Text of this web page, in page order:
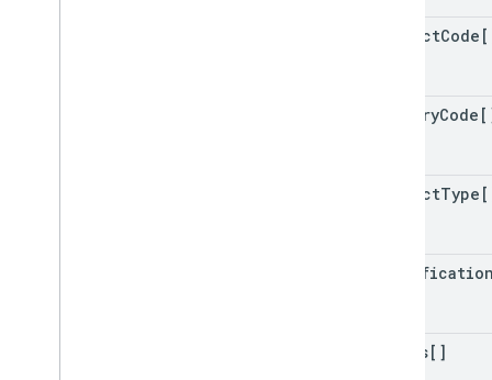
product
country
product
issues[]